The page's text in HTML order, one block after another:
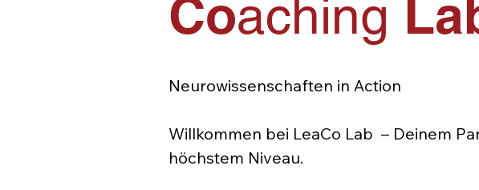
Coaching
Neurowissenschaften in Action
Willkommen bei LeaCo Lab – Deinem
höchstem Niveau.